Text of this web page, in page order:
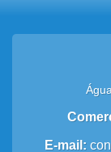
E-mail: